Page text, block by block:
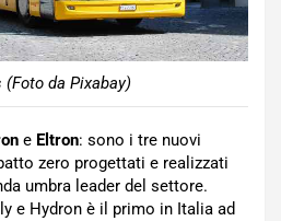
(Foto da Pixabay)
e Eltron: sono i tre nuovi
zero progettati e realizzati
umbra leader del settore.
e Hydron è il primo in Italia ad